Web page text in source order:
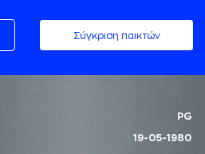
Σύγκριση παικτών
PG
19-05-1980